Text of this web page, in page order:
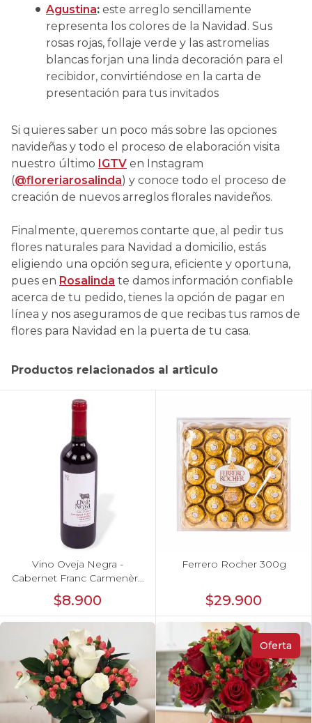
Agustina: este arreglo sencillamente
representa los colores de la Navidad. Sus
rosas rojas, follaje verde y las astromelias
blancas forjan una linda decoración para el
recibidor, convirtiéndose en la carta de
presentación para tus invitados
Si quieres saber un poco más sobre las opciones
navideñas y todo el proceso de elaboración visita
nuestro último IGTV en Instagram
(@floreriarosalinda) y conoce todo el proceso de
creación de nuevos arreglos florales navideños.
Finalmente, queremos contarte que, al pedir tus
flores naturales para Navidad a domicilio, estás
eligiendo una opción segura, eficiente y oportuna,
pues en Rosalinda te damos información confiable
acerca de tu pedido, tienes la opción de pagar en
línea y nos aseguramos de que recibas tus ramos de
flores para Navidad en la puerta de tu casa.
Productos relacionados al articulo
Vino Oveja Negra -
Cabernet Franc Carmenère
Reserva 2019
$8.900
Ferrero Rocher 300g
$29.900
Oferta